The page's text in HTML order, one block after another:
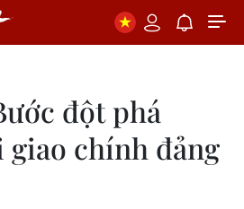
đột phá
giao chính đảng